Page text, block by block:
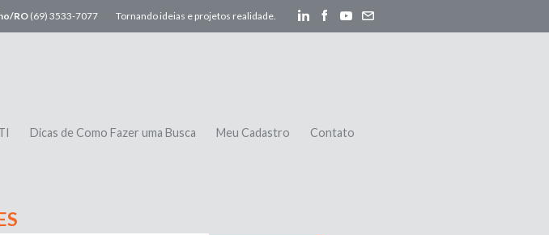
RO (69) 3533-7077 Tornando ideias e projetos realidade.
Dicas de Como Fazer uma Busca Meu Cadastro Contato